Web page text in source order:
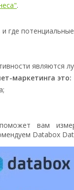
.
где
являются
маркетинга это:
вам
Databox